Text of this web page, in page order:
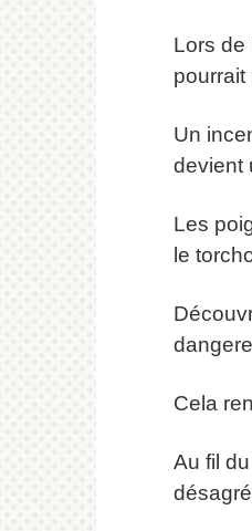
Lors de
pourrait
Un
devient
Les
le
Cela
Au fil